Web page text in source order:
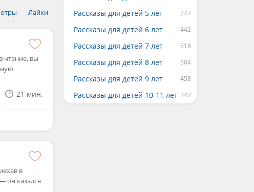
Лайки
чтение, вы
21 мин.
в
он казался
Рассказы для детей 5 лет
Рассказы для детей 6 лет
Рассказы для детей 7 лет
Рассказы для детей 8 лет
Рассказы для детей 9 лет
Рассказы для детей 10-11 лет